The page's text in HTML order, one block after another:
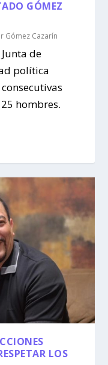
GÓMEZ
Gómez Cazarín
de
política
hombres.
LOS